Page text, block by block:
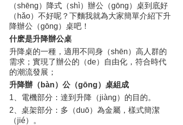
（shēng）降式（shì）辦公（gōng）桌到底好
（hǎo）不好呢？下麵我就為大家簡單介紹下升
降辦公（gōng）桌吧！
什麽是升降辦公桌
升降桌的一種，適用不同身（shēn）高人群的
需求；實現了辦公的（de）自由化，符合時代
的潮流發展；
升降辦（bàn）公（gōng）桌組成
1、電機部分：達到升降（jiàng）的目的。
2、桌架部分：多（duō）為金屬，樣式簡潔
（jié）。